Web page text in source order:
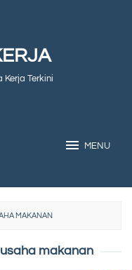
Kerja Terkini
MENU
MAKANAN
makanan